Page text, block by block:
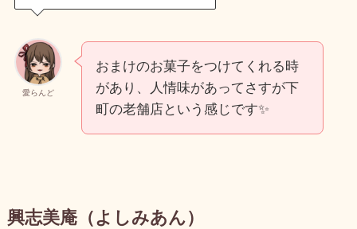
愛らんど
おまけのお菓子をつけてくれる時
があり、人情味があってさすが下
町の老舗店という感じです✨
興志美庵（よしみあん）